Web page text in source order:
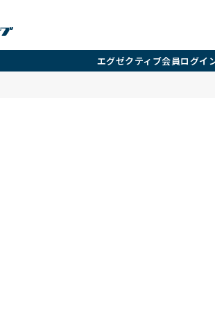
エグゼクティブ会員ログイ